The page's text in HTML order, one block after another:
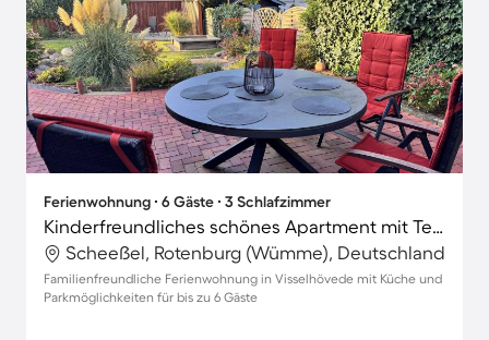
Ferienwohnung ∙ 6 Gäste ∙ 3 Schlafzimmer
Kinderfreundliches schönes Apartment mit Terrasse | Naturblick
Scheeßel, Rotenburg (Wümme), Deutschland
Familienfreundliche Ferienwohnung in Visselhövede mit Küche und
Parkmöglichkeiten für bis zu 6 Gäste